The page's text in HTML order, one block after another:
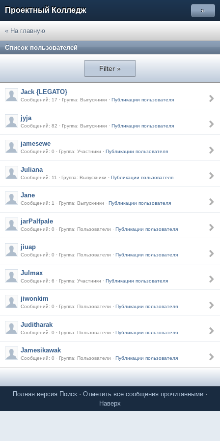
Проектный Колледж »
« На главную
Список пользователей
Filter »
Jack {LEGATO}
Сообщений: 17 · Группа: Выпускники · Публикации пользователя
jyja
Сообщений: 82 · Группа: Выпускники · Публикации пользователя
jamesewe
Сообщений: 0 · Группа: Участники · Публикации пользователя
Juliana
Сообщений: 11 · Группа: Выпускники · Публикации пользователя
Jane
Сообщений: 1 · Группа: Выпускники · Публикации пользователя
jarPalfpale
Сообщений: 0 · Группа: Пользователи · Публикации пользователя
jiuap
Сообщений: 0 · Группа: Пользователи · Публикации пользователя
Julmax
Сообщений: 6 · Группа: Участники · Публикации пользователя
jiwonkim
Сообщений: 0 · Группа: Пользователи · Публикации пользователя
Juditharak
Сообщений: 0 · Группа: Пользователи · Публикации пользователя
Jamesikawak
Сообщений: 0 · Группа: Пользователи · Публикации пользователя
Полная версия Поиск · Отметить все сообщения прочитанными ·
Наверх